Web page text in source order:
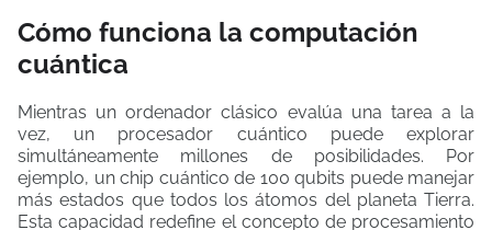
Cómo funciona la computación
cuántica
Mientras un ordenador clásico evalúa una tarea a la
vez, un procesador cuántico puede explorar
simultáneamente millones de posibilidades. Por
ejemplo, un chip cuántico de 100 qubits puede manejar
más estados que todos los átomos del planeta Tierra.
Esta capacidad redefine el concepto de procesamiento